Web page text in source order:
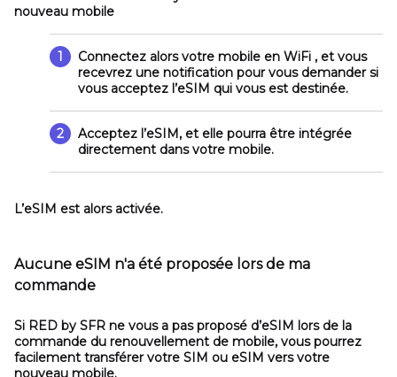
nouveau mobile
1
Connectez alors votre mobile en WiFi , et vous
recevrez une notification pour vous demander si
vous acceptez l’eSIM qui vous est destinée.
2
Acceptez l’eSIM, et elle pourra être intégrée
directement dans votre mobile.
L’eSIM est alors activée.
Aucune eSIM n'a été proposée lors de ma
commande
Si RED by SFR ne vous a pas proposé d’eSIM lors de la
commande du renouvellement de mobile, vous pourrez
facilement transférer votre SIM ou eSIM vers votre
nouveau mobile.